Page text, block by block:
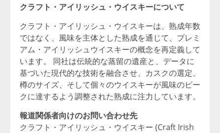
クラフト・アイリッシュ・ウイスキーについて
クラフト・アイリッシュ・ウイスキーは、熟成年数
ではなく、風味を主体とした熟成を通じて、プレミ
アム・アイリッシュウイスキーの概念を再定義して
います。 同社は伝統的な蒸留の遺産と、データに
基づいた現代的な技術を融合させ、カスクの選定、
樽のサイズ、そして個々のウイスキーが風味のピー
クに達するよう調整された熟成に注力しています。
報道関係者向けのお問い合わせ先
クラフト・アイリッシュ・ウイスキー (Craft Irish